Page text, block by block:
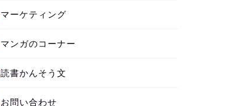
マーケティング
マンガのコーナー
読書かんそう文
お問い合わせ